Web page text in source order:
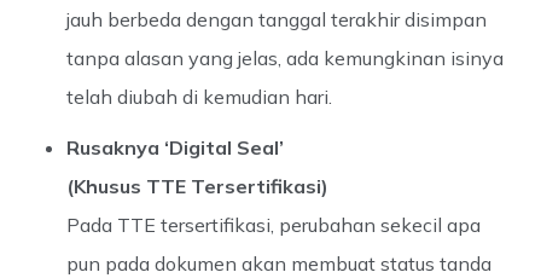
jauh berbeda dengan tanggal terakhir disimpan
tanpa alasan yang jelas, ada kemungkinan isinya
telah diubah di kemudian hari.
Rusaknya ‘Digital Seal’
(Khusus TTE Tersertifikasi)
Pada TTE tersertifikasi, perubahan sekecil apa
pun pada dokumen akan membuat status tanda